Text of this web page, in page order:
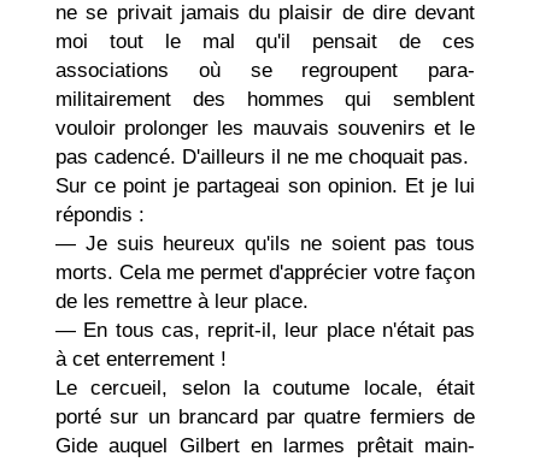
ne se privait jamais du plaisir de dire devant
moi tout le mal qu'il pensait de ces
associations où se regroupent para-
militairement des hommes qui semblent
vouloir prolonger les mauvais souvenirs et le
pas cadencé. D'ailleurs il ne me choquait pas.
Sur ce point je partageai son opinion. Et je lui
répondis :
— Je suis heureux qu'ils ne soient pas tous
morts. Cela me permet d'apprécier votre façon
de les remettre à leur place.
— En tous cas, reprit-il, leur place n'était pas
à cet enterrement !
Le cercueil, selon la coutume locale, était
porté sur un brancard par quatre fermiers de
Gide auquel Gilbert en larmes prêtait main-